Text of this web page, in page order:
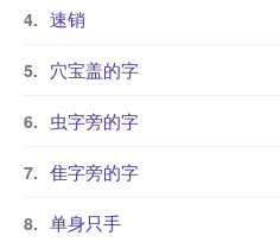
速销
穴宝盖的字
虫字旁的字
隹字旁的字
单身只手